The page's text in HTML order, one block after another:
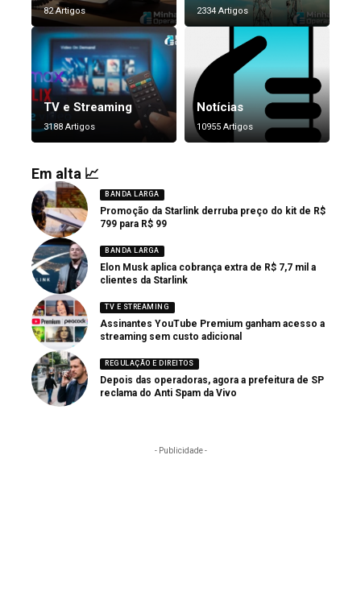
82 Artigos 2334 Artigos
TV e Streaming
3188 Artigos
Notícias
10955 Artigos
Em alta 📈
BANDA LARGA
Promoção da Starlink derruba preço do kit de R$
799 para R$ 99
BANDA LARGA
Elon Musk aplica cobrança extra de R$ 7,7 mil a
clientes da Starlink
TV E STREAMING
Assinantes YouTube Premium ganham acesso a
streaming sem custo adicional
REGULAÇÃO E DIREITOS
Depois das operadoras, agora a prefeitura de SP
reclama do Anti Spam da Vivo
- Publicidade -